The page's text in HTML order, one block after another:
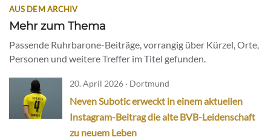
AUS DEM ARCHIV
Mehr zum Thema
Passende Ruhrbarone-Beiträge, vorrangig über Kürzel, Orte,
Personen und weitere Treffer im Titel gefunden.
20. April 2026 · Dortmund
Neven Subotic erweckt in einem aktuellen
Instagram-Beitrag die alte BVB-Leidenschaft
zu neuem Leben